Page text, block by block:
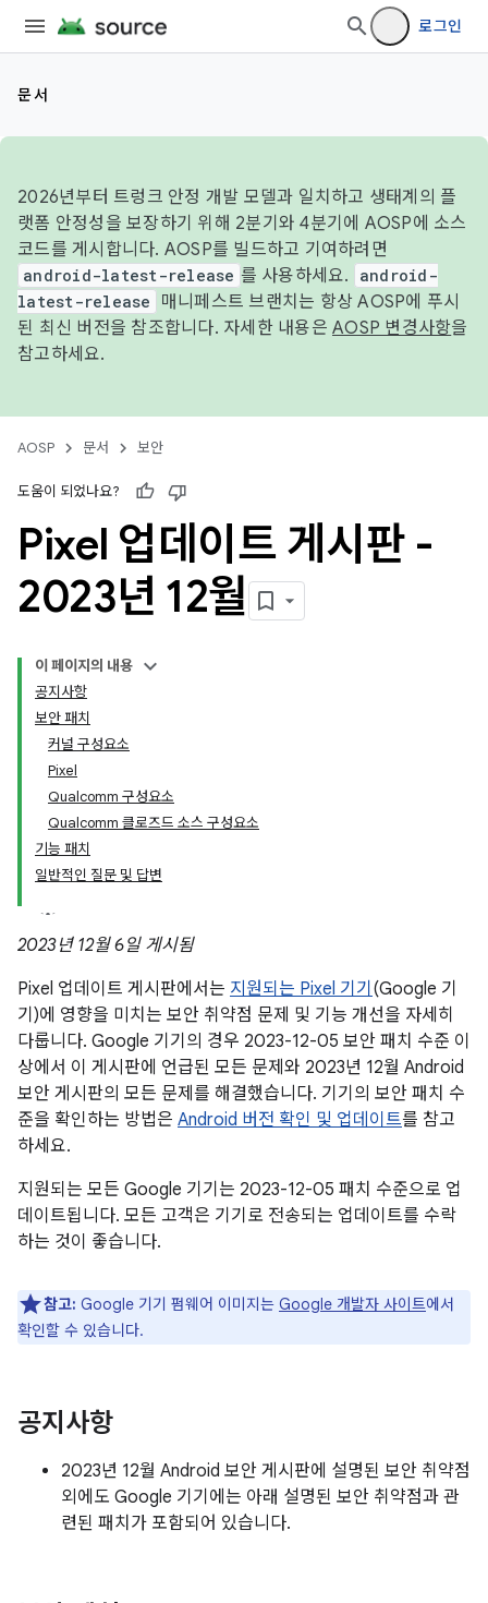
로그인
문서
2026년부터 트렁크 안정 개발 모델과 일치하고 생태계의 플
랫폼 안정성을 보장하기 위해 2분기와 4분기에 AOSP에 소스
코드를 게시합니다. AOSP를 빌드하고 기여하려면
android-latest-release 를 사용하세요.
android-
latest-release
매니페스트 브랜치는 항상 AOSP에 푸시
된 최신 버전을 참조합니다. 자세한 내용은 AOSP 변경사항을
참고하세요.
AOSP 문서 보안
도움이 되었나요?
Pixel 업데이트 게시판 -
2023년 12월
이 페이지의 내용
공지사항
보안 패치
커널 구성요소
Pixel
Qualcomm 구성요소
Qualcomm 클로즈드 소스 구성요소
기능 패치
일반적인 질문 및 답변
2023년 12월 6일 게시됨
Pixel 업데이트 게시판에서는 지원되는 Pixel 기기 (Google 기
기)에 영향을 미치는 보안 취약점 문제 및 기능 개선을 자세히
다룹니다. Google 기기의 경우 2023-12-05 보안 패치 수준 이
상에서 이 게시판에 언급된 모든 문제와 2023년 12월 Android
보안 게시판의 모든 문제를 해결했습니다. 기기의 보안 패치 수
준을 확인하는 방법은 Android 버전 확인 및 업데이트를 참고
하세요.
지원되는 모든 Google 기기는 2023-12-05 패치 수준으로 업
데이트됩니다. 모든 고객은 기기로 전송되는 업데이트를 수락
하는 것이 좋습니다.
참고: Google 기기 펌웨어 이미지는 Google 개발자 사이트에서
확인할 수 있습니다.
공지사항
2023년 12월 Android 보안 게시판에 설명된 보안 취약점
외에도 Google 기기에는 아래 설명된 보안 취약점과 관
련된 패치가 포함되어 있습니다.